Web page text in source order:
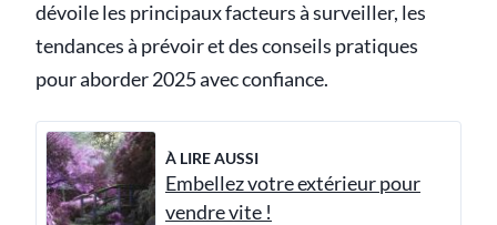
dévoile les principaux facteurs à surveiller, les
tendances à prévoir et des conseils pratiques
pour aborder 2025 avec confiance.
À LIRE AUSSI
Embellez votre extérieur pour
vendre vite !